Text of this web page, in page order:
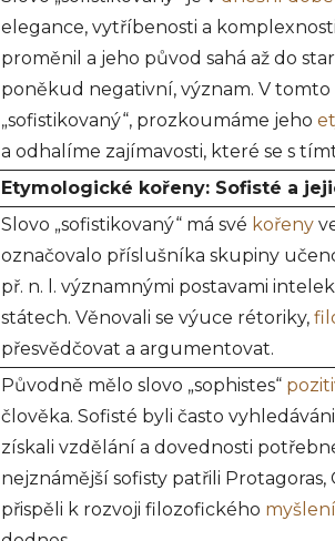
elegance, vytříbenosti a
proměnil a jeho původ sahá až do
poněkud negativní, význam. V
„sofistikovaný“, prozkoumáme jeho
a odhalíme zajímavosti, které se s
Etymologické kořeny: Sofisté a
Slovo „sofistikovaný“ má své kořeny
označovalo příslušníka skupiny
př. n. l. významnými postavami
státech. Věnovali se výuce rétoriky,
přesvědčovat a argumentovat.
Původně mělo slovo „sophistes“
člověka. Sofisté byli často
získali vzdělání a dovednosti
nejznámější sofisty patřili Protagoras,
přispěli k rozvoji filozofického myšlení